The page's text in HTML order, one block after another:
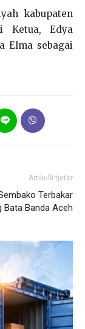
kabupaten
Ketua, Edya
Elma sebagai
Artikulli tjetër
Terbakar
Bata Banda Aceh